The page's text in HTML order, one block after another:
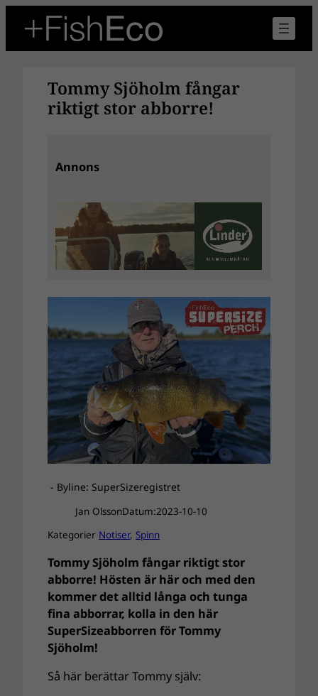
innehåll
Tommy Sjöholm fångar
riktigt stor abborre!
Annons
- Byline: SuperSizeregistret
Jan OlssonDatum:2023-10-10
Kategorier Notiser, Spinn
Tommy Sjöholm fångar riktigt stor
abborre! Hösten är här och med den
kommer det alltid långa och tunga
fina abborrar, kolla in den här
SuperSizeabborren för Tommy
Sjöholm!
Så här berättar Tommy själv: